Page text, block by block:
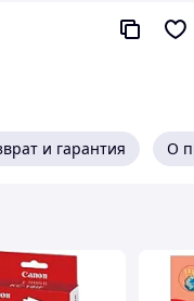
и фотоальбомах.
и гарантия О